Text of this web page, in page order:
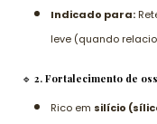
Indicado para:
leve (quando
🔹 2. Fortalecimento de
Rico em silício